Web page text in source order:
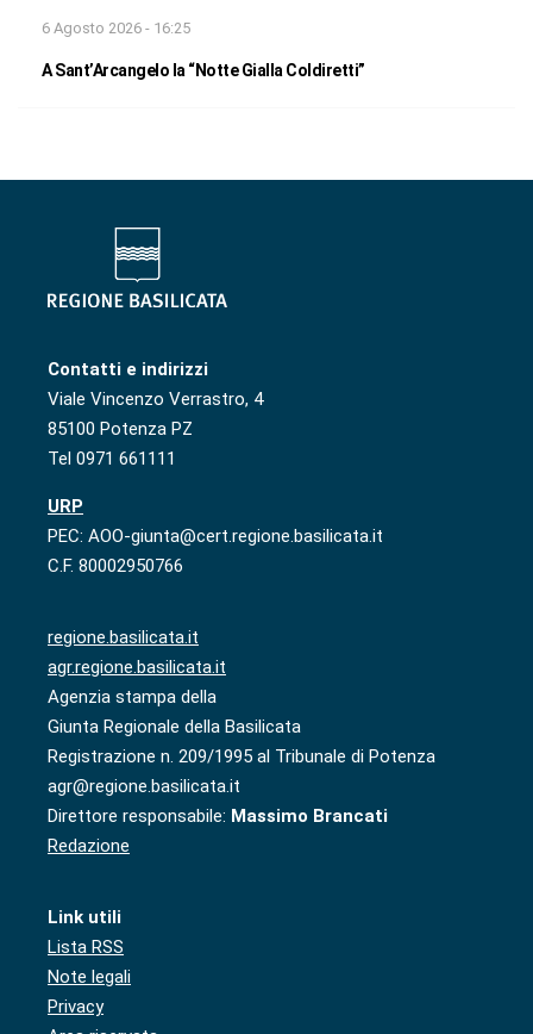
6 Agosto 2026 - 16:25
A Sant’Arcangelo la “Notte Gialla Coldiretti”
Contatti e indirizzi
Viale Vincenzo Verrastro, 4
85100 Potenza PZ
Tel 0971 661111
URP
PEC: AOO-giunta@cert.regione.basilicata.it
C.F. 80002950766
regione.basilicata.it
agr.regione.basilicata.it
Agenzia stampa della
Giunta Regionale della Basilicata
Registrazione n. 209/1995 al Tribunale di Potenza
agr@regione.basilicata.it
Direttore responsabile: Massimo Brancati
Redazione
Link utili
Lista RSS
Note legali
Privacy